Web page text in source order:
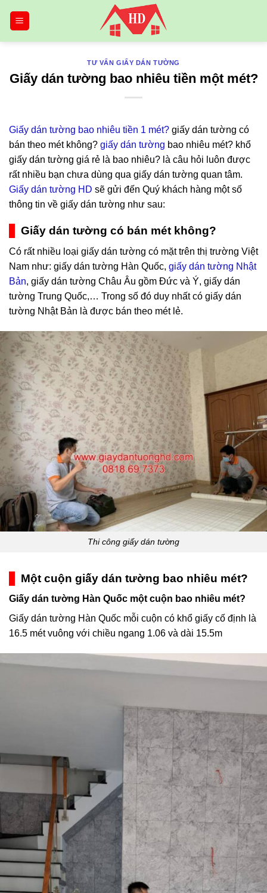
TƯ VẤN GIẤY DÁN TƯỜNG
Giấy dán tường bao nhiêu tiền một mét?
Giấy dán tường bao nhiêu tiền 1 mét? giấy dán tường có
bán theo mét không? giấy dán tường bao nhiêu mét? khổ
giấy dán tường giá rẻ là bao nhiêu? là câu hỏi luôn được
rất nhiều bạn chưa dùng qua giấy dán tường quan tâm.
Giấy dán tường HD sẽ gửi đến Quý khách hàng một số
thông tin về giấy dán tường như sau:
Giấy dán tường có bán mét không?
Có rất nhiều loại giấy dán tường có mặt trên thị trường Việt
Nam như: giấy dán tường Hàn Quốc, giấy dán tường Nhật
Bản, giấy dán tường Châu Âu gồm Đức và Ý, giấy dán
tường Trung Quốc,… Trong số đó duy nhất có giấy dán
tường Nhật Bản là được bán theo mét lẻ.
Thi công giấy dán tường
Một cuộn giấy dán tường bao nhiêu mét?
Giấy dán tường Hàn Quốc một cuộn bao nhiêu mét?
Giấy dán tường Hàn Quốc mỗi cuộn có khổ giấy cố định là
16.5 mét vuông với chiều ngang 1.06 và dài 15.5m